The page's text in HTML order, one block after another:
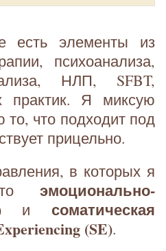
есть элементы из
психоанализа,
НЛП, SFBT,
практик. Я миксую
что подходит под
прицельно.
в которых я
эмоционально-
и соматическая
(SE).